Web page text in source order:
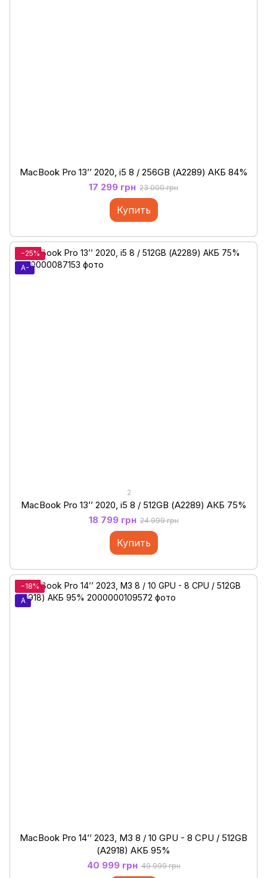
MacBook Pro 13’’ 2020, i5 8 / 256GB (А2289) АКБ 84%
17 299 грн 23 000 грн
Купить
−25%
A-
2
MacBook Pro 13’’ 2020, i5 8 / 512GB (А2289) АКБ 75%
18 799 грн 24 999 грн
Купить
−18%
A
MacBook Pro 14’’ 2023, M3 8 / 10 GPU - 8 CPU / 512GB
(А2918) АКБ 95%
40 999 грн 49 999 грн